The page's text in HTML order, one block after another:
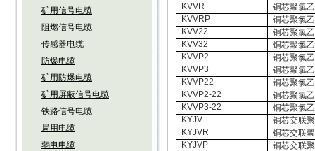
矿用信号电缆
阻燃信号电缆
传感器电缆
防爆电缆
矿用防爆电缆
矿用屏蔽信号电缆
铁路信号电缆
局用电缆
弱电电缆
KVVR
铜芯聚氯
KVVRP
铜芯聚氯
KVV22
铜芯聚氯
KVV32
铜芯聚氯
KVVP2
铜芯聚氯
KVVP3
铜芯聚氯
KVVP22
铜芯聚氯
KVVP2-22
铜芯聚氯
KVVP3-22
铜芯聚氯
KYJV
铜芯交联
KYJVR
铜芯交联
KYJVP
铜芯交联